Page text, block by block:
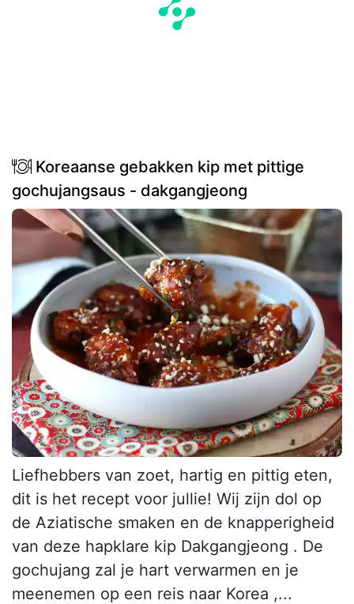
Koreaanse gebakken kip met pittige
gochujangsaus - dakgangjeong
Liefhebbers van zoet, hartig en pittig eten,
dit is het recept voor jullie! Wij zijn dol op
de Aziatische smaken en de knapperigheid
van deze hapklare kip Dakgangjeong . De
gochujang zal je hart verwarmen en je
meenemen op een reis naar Korea ,...